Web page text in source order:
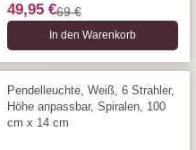
49,95 €69 €
In den Warenkorb
Pendelleuchte, Weiß, 6 Strahler,
Höhe anpassbar, Spiralen, 100
cm x 14 cm